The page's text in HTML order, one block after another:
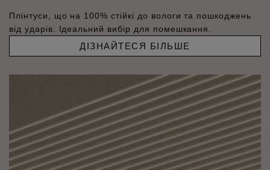
Плінтуси, що на 100% стійкі до вологи та пошкоджень
від ударів. Ідеальний вибір для помешкання.
ДІЗНАЙТЕСЯ БІЛЬШЕ